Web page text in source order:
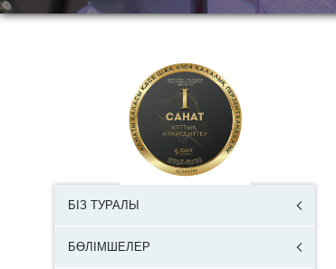
БІЗ ТУРАЛЫ
БӨЛІМШЕЛЕР